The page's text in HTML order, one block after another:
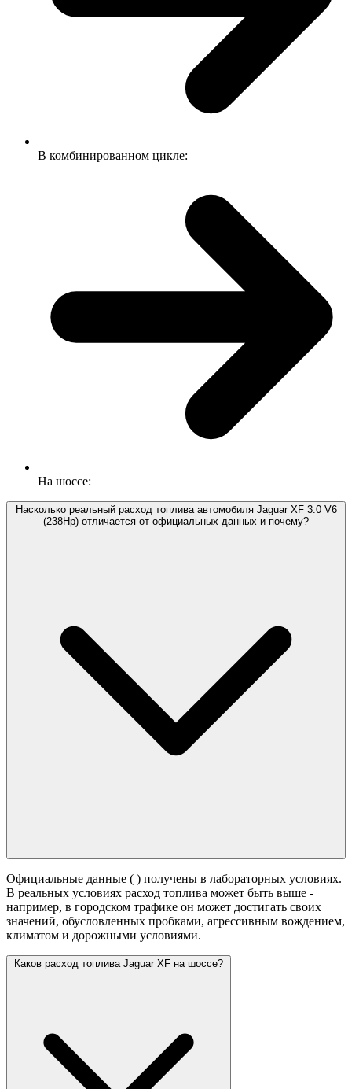
В комбинированном цикле:
На шоссе:
Насколько реальный расход топлива автомобиля Jaguar XF 3.0 V6
(238Hp) отличается от официальных данных и почему?
Официальные данные ( ) получены в лабораторных условиях.
В реальных условиях расход топлива может быть выше -
например, в городском трафике он может достигать своих
значений, обусловленных пробками, агрессивным вождением,
климатом и дорожными условиями.
Каков расход топлива Jaguar XF на шоссе?